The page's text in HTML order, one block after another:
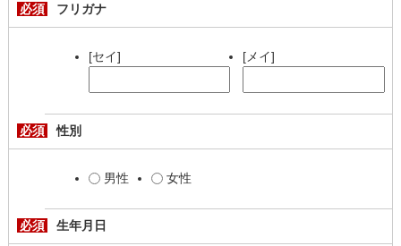
必須 フリガナ
[セイ] [メイ]
必須 性別
男性 女性
必須 生年月日